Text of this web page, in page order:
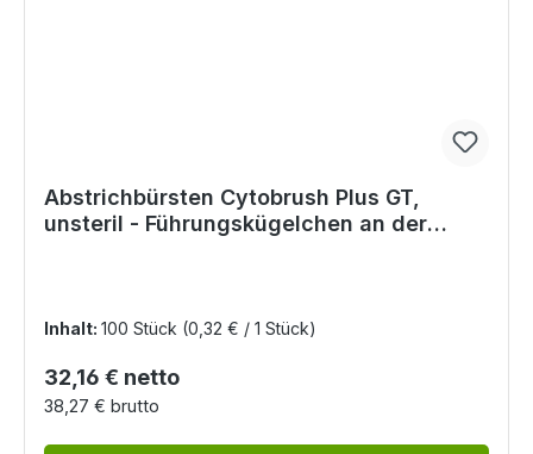
Abstrichbürsten Cytobrush Plus GT,
unsteril - Führungskügelchen an der
Inhalt: 100 Stück (0,32 € / 1 Stück)
Regulärer Preis:
32,16 € netto
38,27 € brutto